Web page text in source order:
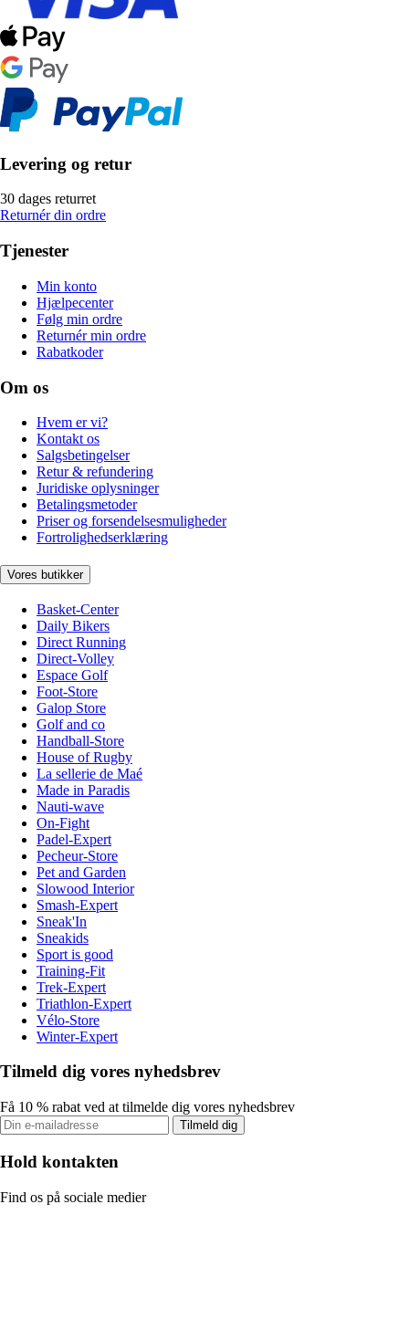
Levering og retur
30 dages returret
Returnér din ordre
Tjenester
Min konto
Hjælpecenter
Følg min ordre
Returnér min ordre
Rabatkoder
Om os
Hvem er vi?
Kontakt os
Salgsbetingelser
Retur & refundering
Juridiske oplysninger
Betalingsmetoder
Priser og forsendelsesmuligheder
Fortrolighedserklæring
Vores butikker
Basket-Center
Daily Bikers
Direct Running
Direct-Volley
Espace Golf
Foot-Store
Galop Store
Golf and co
Handball-Store
House of Rugby
La sellerie de Maé
Made in Paradis
Nauti-wave
On-Fight
Padel-Expert
Pecheur-Store
Pet and Garden
Slowood Interior
Smash-Expert
Sneak'In
Sneakids
Sport is good
Training-Fit
Trek-Expert
Triathlon-Expert
Vélo-Store
Winter-Expert
Tilmeld dig vores nyhedsbrev
Få 10 % rabat ved at tilmelde dig vores nyhedsbrev
Tilmeld dig
Hold kontakten
Find os på sociale medier